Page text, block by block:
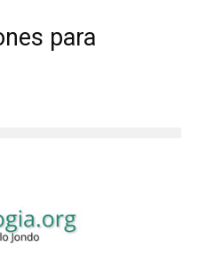
para